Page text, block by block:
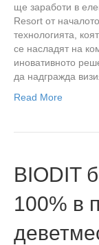
ще заработи в
Resort от
технологията,
се насладят на
иновативното
да надгражда
Read More
BIODIT
100% в